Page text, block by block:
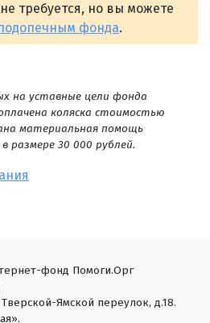
требуется, но вы можете
фонда.
на уставные цели фонда
коляска стоимостью
материальная помощь
размере 30 000 рублей.
фонд Помоги.Орг
Ямской переулок, д.18.